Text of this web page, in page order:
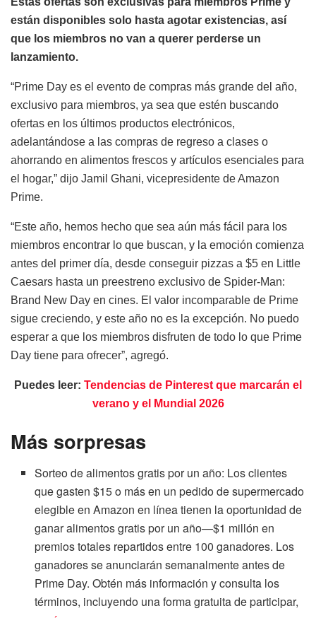
están disponibles solo hasta agotar existencias, así
que los miembros no van a querer perderse un
lanzamiento.
“Prime Day es el evento de compras más grande del año,
exclusivo para miembros, ya sea que estén buscando
ofertas en los últimos productos electrónicos,
adelantándose a las compras de regreso a clases o
ahorrando en alimentos frescos y artículos esenciales para
el hogar,” dijo Jamil Ghani, vicepresidente de Amazon
Prime.
“Este año, hemos hecho que sea aún más fácil para los
miembros encontrar lo que buscan, y la emoción comienza
antes del primer día, desde conseguir pizzas a $5 en Little
Caesars hasta un preestreno exclusivo de Spider-Man:
Brand New Day en cines. El valor incomparable de Prime
sigue creciendo, y este año no es la excepción. No puedo
esperar a que los miembros disfruten de todo lo que Prime
Day tiene para ofrecer”, agregó.
Puedes leer: Tendencias de Pinterest que marcarán el
verano y el Mundial 2026
Más sorpresas
Sorteo de alimentos gratis por un año: Los clientes
que gasten $15 o más en un pedido de supermercado
elegible en Amazon en línea tienen la oportunidad de
ganar alimentos gratis por un año—$1 millón en
premios totales repartidos entre 100 ganadores. Los
ganadores se anunciarán semanalmente antes de
Prime Day. Obtén más información y consulta los
términos, incluyendo una forma gratuita de participar,